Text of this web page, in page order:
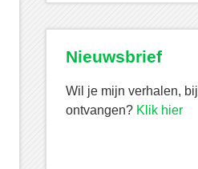
Nieuwsbrief
Wil je mijn verhalen,
ontvangen? Klik hier